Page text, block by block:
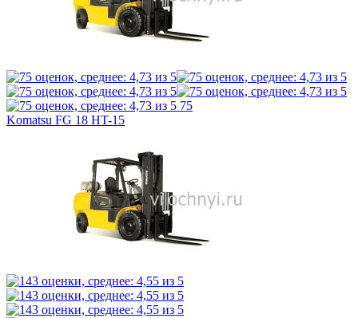
75
Komatsu FG 18 HT-15